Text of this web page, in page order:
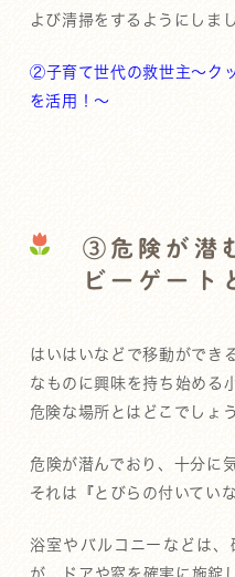
よび清掃をするようにしま
②子育て世代の救世主～ク
を活用！～
③危険が潜
ビーゲート
はいはいなどで移動ができ
なものに興味を持ち始める
危険な場所とはどこでしょう
危険が潜んでおり、十分に
それは『とびらの付いてい
浴室やバルコニーなどは